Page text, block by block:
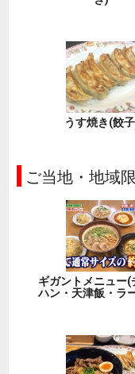
うす焼き(餃
ご当地・地域
ギガントメニュー(
ハン・天津飯・ラ